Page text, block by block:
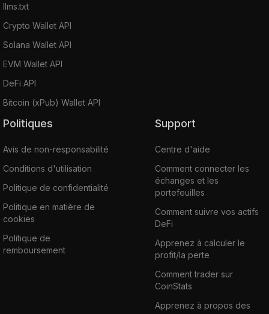
llms.txt
Crypto Wallet API
Solana Wallet API
EVM Wallet API
DeFi API
Bitcoin (xPub) Wallet API
Politiques
Avis de non-responsabilité
Conditions d'utilisation
Politique de confidentialité
Politique en matière de
cookies
Politique de
remboursement
Support
Centre d'aide
Comment connecter les
échanges et les
portefeuilles
Comment suivre vos actifs
DeFi
Apprenez à calculer le
profit/la perte
Comment trader sur
CoinStats
Apprenez à propos des